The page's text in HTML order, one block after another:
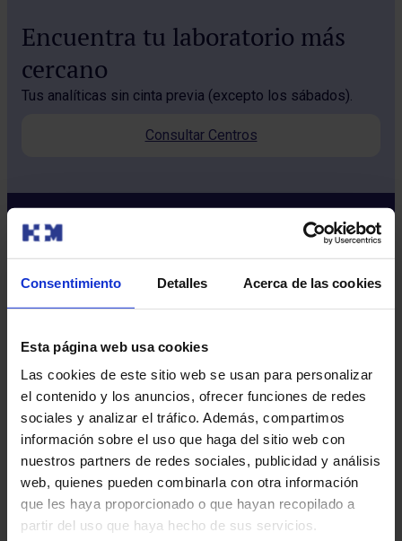
Consentimiento Detalles Acerca de las cookies
Esta página web usa cookies
Las cookies de este sitio web se usan para personalizar
el contenido y los anuncios, ofrecer funciones de redes
sociales y analizar el tráfico. Además, compartimos
información sobre el uso que haga del sitio web con
nuestros partners de redes sociales, publicidad y análisis
web, quienes pueden combinarla con otra información
que les haya proporcionado o que hayan recopilado a
partir del uso que haya hecho de sus servicios.
Encuentra tu laboratorio más
cercano
Tus analíticas sin cinta previa (excepto los sábados).
Consultar Centros
Más HM Hospitales
Fundación HM​